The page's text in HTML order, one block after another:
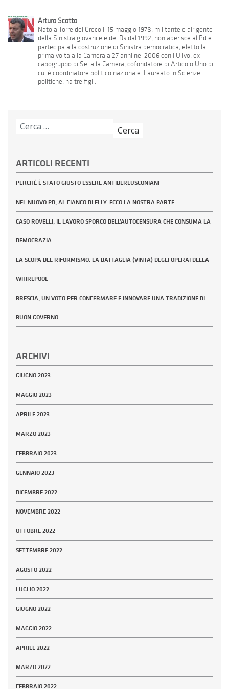
Arturo Scotto
Nato a Torre del Greco il 15 maggio 1978, militante e dirigente
della Sinistra giovanile e dei Ds dal 1992, non aderisce al Pd e
partecipa alla costruzione di Sinistra democratica; eletto la
prima volta alla Camera a 27 anni nel 2006 con l'Ulivo, ex
capogruppo di Sel alla Camera, cofondatore di Articolo Uno di
cui è coordinatore politico nazionale. Laureato in Scienze
politiche, ha tre figli.
Ricerca
ARTICOLI RECENTI
PERCHÉ È STATO GIUSTO ESSERE ANTIBERLUSCONIANI
NEL NUOVO PD, AL FIANCO DI ELLY. ECCO LA NOSTRA PARTE
CASO ROVELLI, IL LAVORO SPORCO DELL’AUTOCENSURA CHE CONSUMA LA
DEMOCRAZIA
LA SCOPA DEL RIFORMISMO. LA BATTAGLIA (VINTA) DEGLI OPERAI DELLA
WHIRLPOOL
BRESCIA, UN VOTO PER CONFERMARE E INNOVARE UNA TRADIZIONE DI
BUON GOVERNO
ARCHIVI
GIUGNO 2023
MAGGIO 2023
APRILE 2023
MARZO 2023
FEBBRAIO 2023
GENNAIO 2023
DICEMBRE 2022
NOVEMBRE 2022
OTTOBRE 2022
SETTEMBRE 2022
AGOSTO 2022
LUGLIO 2022
GIUGNO 2022
MAGGIO 2022
APRILE 2022
MARZO 2022
FEBBRAIO 2022